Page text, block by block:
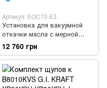
Артикул: EOC70-E3
Установка для вакуумной
откачки масла с мерной
колбой (70л.) LAUNCH
EOC70-E3
12 760 грн